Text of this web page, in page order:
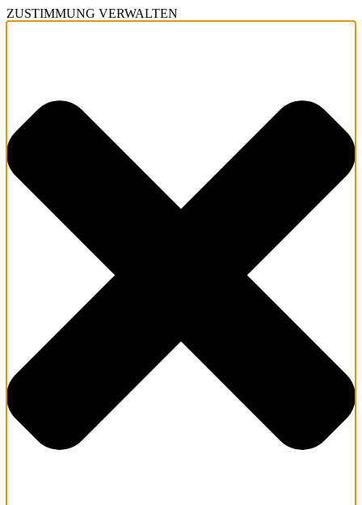
ZUSTIMMUNG VERWALTEN